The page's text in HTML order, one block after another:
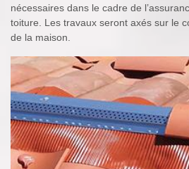
nécessaires dans le cadre de
toiture. Les travaux seront axés sur le
de la maison.